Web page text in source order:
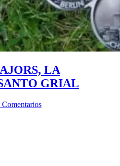
LA
GRIAL
Comentarios